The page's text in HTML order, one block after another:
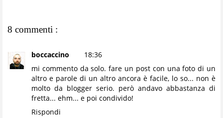
8 commenti :
boccaccino
18:36
mi commento da solo. fare un post con una foto di un
altro e parole di un altro ancora è facile, lo so... non è
molto da blogger serio. però andavo abbastanza di
fretta... ehm... e poi condivido!
Rispondi